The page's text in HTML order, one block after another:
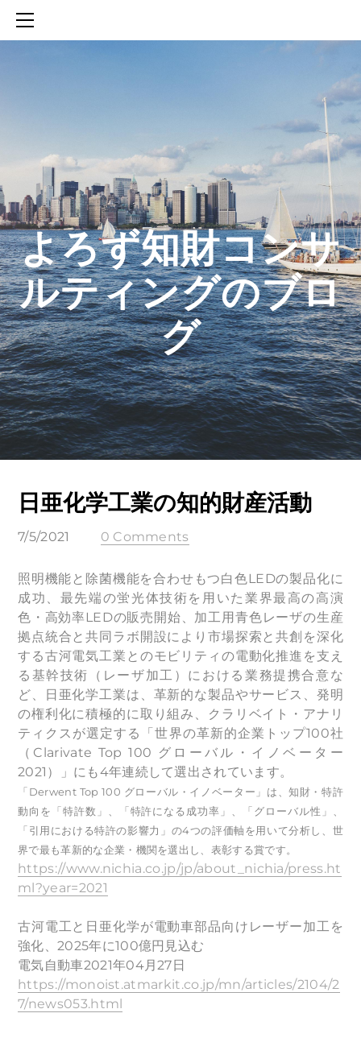
​よろず知財コンサ
ルティングのブロ
グ
日亜化学工業の知的財産活動
7/5/2021 0 Comments
照明機能と除菌機能を合わせもつ白色LEDの製品化に
成功、最先端の蛍光体技術を用いた業界最高の高演
色・高効率LEDの販売開始、加工用青色レーザの生産
拠点統合と共同ラボ開設により市場探索と共創を深化
する古河電気工業とのモビリティの電動化推進を支え
る基幹技術（レーザ加工）における業務提携合意な
ど、日亜化学工業は、革新的な製品やサービス、発明
の権利化に積極的に取り組み、クラリベイト・アナリ
ティクスが選定する「世界の革新的企業トップ100社
（Clarivate Top 100 グローバル・イノベーター
2021）」にも4年連続して選出されています。
「Derwent Top 100 グローバル・イノベーター」は、知財・特許
動向を「特許数」、「特許になる成功率」、「グローバル性」、
「引用における特許の影響力」の4つの評価軸を用いて分析し、世
界で最も革新的な企業・機関を選出し、表彰する賞です。
https://www.nichia.co.jp/jp/about_nichia/press.ht
ml?year=2021
古河電工と日亜化学が電動車部品向けレーザー加工を
強化、2025年に100億円見込む
電気自動車2021年04月27日
https://monoist.atmarkit.co.jp/mn/articles/2104/2
7/news053.html
SERVICES
知財活動のROICへの貢献
生成AIを活用した知財戦略の策定方法
生成AIとの「壁打ち」で、新たな発明を創出する方法